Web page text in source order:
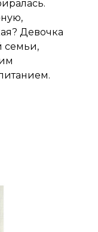
Девочка
семьи,